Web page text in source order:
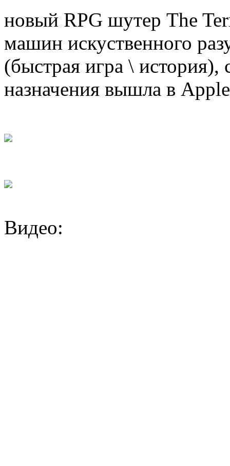
новый RPG шутер The
машин искуственного
(быстрая игра \ история),
назначения вышла в
Видео: